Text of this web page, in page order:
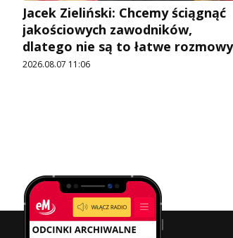
Jacek Zieliński: Chcemy ściągnąć
jakościowych zawodników,
dlatego nie są to łatwe rozmowy
2026.08.07 11:06